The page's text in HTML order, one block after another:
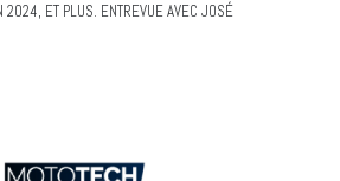
2024, ET PLUS. ENTREVUE AVEC JOSÉ